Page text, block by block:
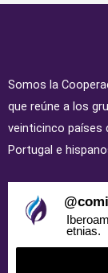
Somos la
que reúne a los
veinticinco países
Portugal e
@
etnias.